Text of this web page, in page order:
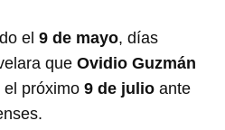
el9 de mayo, días
queOvidio Guzmán
el próximo9 de julio ante